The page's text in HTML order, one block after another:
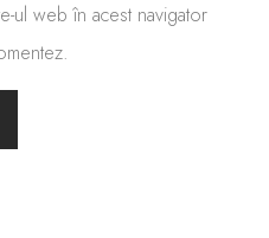
ul web în acest navigator